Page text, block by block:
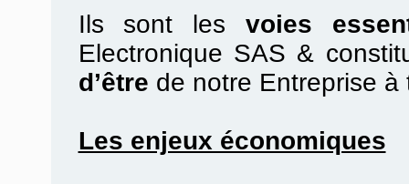
Ils sont les voies
Electronique SAS &
d’être de notre Entreprise à
Les enjeux économiques